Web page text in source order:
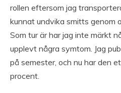
rollen eftersom jag
kunnat undvika smitts genom
Som tur är har jag inte märkt
upplevt några symtom. Jag
på semester, och nu har den
procent.